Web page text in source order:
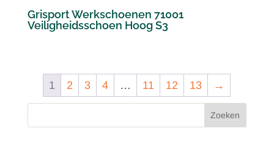
Grisport Werkschoenen 71001
Veiligheidsschoen Hoog S3
1 2 3 4 … 11 12 13 →
Zoeken